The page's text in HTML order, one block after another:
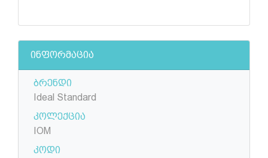
ინფორმაცია
ბრენდი
Ideal Standard
კოლექცია
IOM
კოდი